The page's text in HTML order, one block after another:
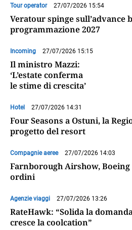
Tour operator 27/07/2026 15:54
Veratour spinge sull’advance
programmazione 2027
Incoming 27/07/2026 15:15
Il ministro Mazzi:
‘L’estate conferma
le stime di crescita’
Hotel 27/07/2026 14:31
Four Seasons a Ostuni, la
progetto del resort
Compagnie aeree 27/07/2026 14:03
Farnborough Airshow,
ordini
Agenzie viaggi 27/07/2026 13:26
RateHawk: “Solida la
cresce la coolcation”